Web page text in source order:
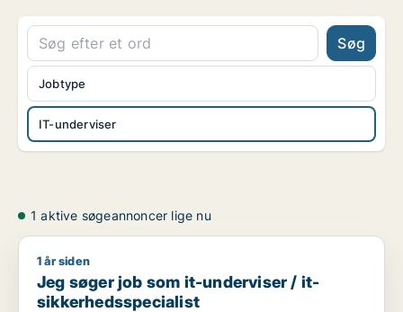
Søg
IT-underviser
Jobtype
1 aktive søgeannoncer lige nu
Jeg søger job som it-underviser / it-sikkerhedsspecialist
1 år siden
Jeg søger job som it-underviser / it-
sikkerhedsspecialist